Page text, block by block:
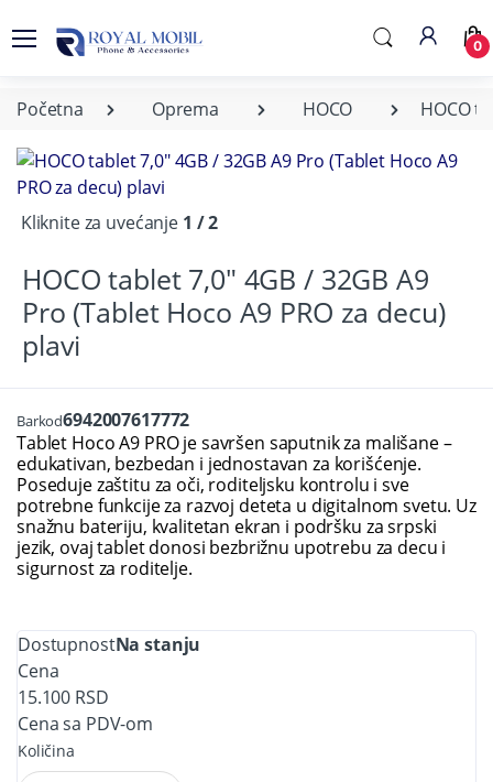
0
Početna Oprema HOCO HOCO
Kliknite za uvećanje 1 / 2
HOCO tablet 7,0" 4GB / 32GB A9
Pro (Tablet Hoco A9 PRO za decu)
plavi
Barkod6942007617772
Tablet Hoco A9 PRO je savršen saputnik za mališane –
edukativan, bezbedan i jednostavan za korišćenje.
Poseduje zaštitu za oči, roditeljsku kontrolu i sve
potrebne funkcije za razvoj deteta u digitalnom svetu. Uz
snažnu bateriju, kvalitetan ekran i podršku za srpski
jezik, ovaj tablet donosi bezbrižnu upotrebu za decu i
sigurnost za roditelje.
DostupnostNa stanju
Cena
15.100 RSD
Cena sa PDV-om
Količina